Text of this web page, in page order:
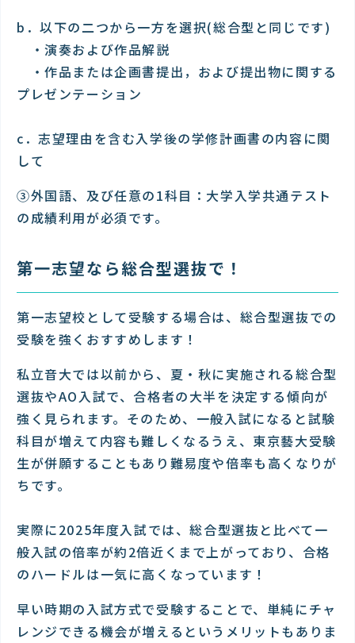
b．以下の二つから一方を選択(総合型と同じです)
・演奏および作品解説
・作品または企画書提出，および提出物に関する
プレゼンテーション
c．志望理由を含む入学後の学修計画書の内容に関
して
③外国語、及び任意の1科目：大学入学共通テスト
の成績利用が必須です。
第一志望なら総合型選抜で！
第一志望校として受験する場合は、総合型選抜での
受験を強くおすすめします！
私立音大では以前から、夏・秋に実施される総合型
選抜やAO入試で、合格者の大半を決定する傾向が
強く見られます。そのため、一般入試になると試験
科目が増えて内容も難しくなるうえ、東京藝大受験
生が併願することもあり難易度や倍率も高くなりが
ちです。
実際に2025年度入試では、総合型選抜と比べて一
般入試の倍率が約2倍近くまで上がっており、合格
のハードルは一気に高くなっています！
早い時期の入試方式で受験することで、単純にチャ
レンジできる機会が増えるというメリットもありま